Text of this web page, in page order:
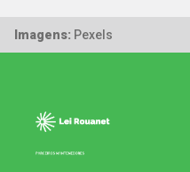
Imagens: Pexels